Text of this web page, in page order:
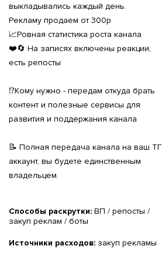
выкладывались каждый день.
Рекламу продаем от 300р
📈Ровная статистика роста канала
❤️🔄 На записях включены реакции,
есть репосты
⁉️Кому нужно - передам откуда брать
контент и полезные сервисы для
развития и поддержания канала
📝 Полная передача канала на ваш ТГ
аккаунт, вы будете единственным
владельцем.
Способы раскрутки: ВП / репосты /
закуп реклам / боты
Источники расходов: закуп рекламы